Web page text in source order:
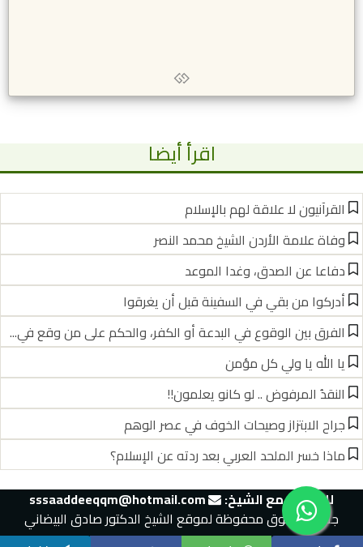
اقرأ أيضا
القرآنيون لا علاقة لهم بالإسلام
وفاة علامة الأردن الشيخ محمد النصر
دفاعا عن الصدق، وغدا الموعد
أدركوا من بقي في السفينة قبل أن يغرقوا
الفرق بين الوقوع في البدعة أو الكفر، والحكم على من وقع في...
يا الله يا ولي كل مؤمن
النقدُ المرفوض .. لو كانو يعلمون!!
جراح الابتزاز وصيحات الخوف في عصر الوهم
ماذا خسر الملحد العربي بعد ردته عن الإسلام؟
للتواصل مع الشيخ:‬
جميع الحقوق محفوظة لموقع الشيخ الدكتور صادق البيضاني